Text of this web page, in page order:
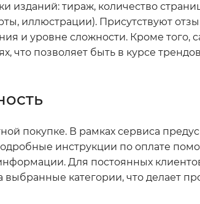
изданий: тираж, количество
иллюстрации). Присутствуют
и уровне сложности. Кроме того,
что позволяет быть в курсе
покупке. В рамках сервиса
инструкции по оплате
Для постоянных
категории, что делает